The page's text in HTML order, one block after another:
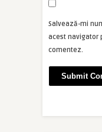
Salvează-mi
acest navigator
comentez.